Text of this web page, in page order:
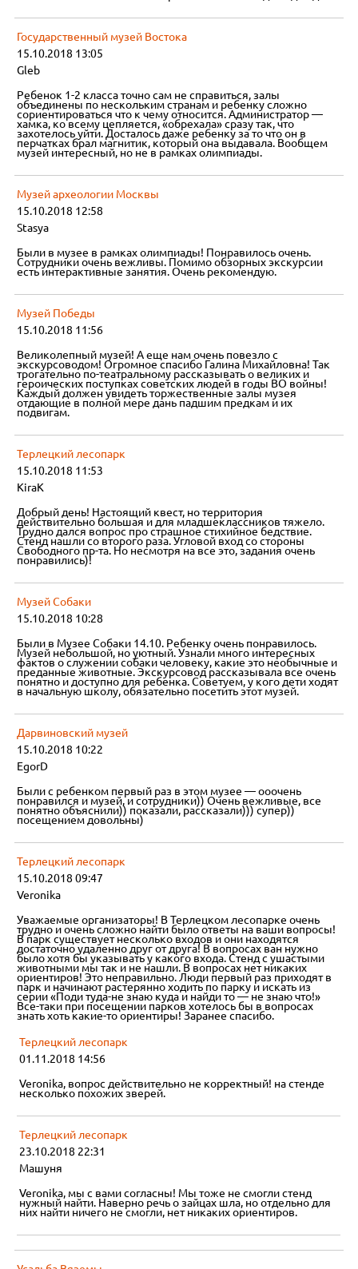
Государственный музей Востока
15.10.2018 13:05
Gleb
Ребенок 1-2 класса точно сам не справиться, залы
объединены по нескольким странам и ребенку сложно
сориентироваться что к чему относится. Администратор —
хамка, ко всему цепляется, «обрехала» сразу так, что
захотелось уйти. Досталось даже ребенку за то что он в
перчатках брал магнитик, который она выдавала. Вообщем
музей интересный, но не в рамках олимпиады.
Музей археологии Москвы
15.10.2018 12:58
Stasya
Были в музее в рамках олимпиады! Понравилось очень.
Сотрудники очень вежливы. Помимо обзорных экскурсии
есть интерактивные занятия. Очень рекомендую.
Музей Победы
15.10.2018 11:56
Великолепный музей! А еще нам очень повезло с
экскурсоводом! Огромное спасибо Галина Михайловна! Так
трогательно по-театральному рассказывать о великих и
героических поступках советских людей в годы ВО войны!
Каждый должен увидеть торжественные залы музея
отдающие в полной мере дань падшим предкам и их
подвигам.
Терлецкий лесопарк
15.10.2018 11:53
KiraK
Добрый день! Настоящий квест, но территория
действительно большая и для младшеклассников тяжело.
Трудно дался вопрос про страшное стихийное бедствие.
Стенд нашли со второго раза. Угловой вход со стороны
Свободного пр-та. Но несмотря на все это, задания очень
понравились)!
Музей Собаки
15.10.2018 10:28
Были в Музее Собаки 14.10. Ребенку очень понравилось.
Музей небольшой, но уютный. Узнали много интересных
фактов о служении собаки человеку, какие это необычные и
преданные животные. Экскурсовод рассказывала все очень
понятно и доступно для ребенка. Советуем, у кого дети ходят
в начальную школу, обязательно посетить этот музей.
Дарвиновский музей
15.10.2018 10:22
EgorD
Были с ребенком первый раз в этом музее — ооочень
понравился и музей, и сотрудники)) Очень вежливые, все
понятно объяснили)) показали, рассказали))) супер))
посещением довольны)
Терлецкий лесопарк
15.10.2018 09:47
Veronika
Уважаемые организаторы! В Терлецком лесопарке очень
трудно и очень сложно найти было ответы на ваши вопросы!
В парк существует несколько входов и они находятся
достаточно удаленно друг от друга! В вопросах ван нужно
было хотя бы указывать у какого входа. Стенд с ушастыми
животными мы так и не нашли. В вопросах нет никаких
ориентиров! Это неправильно. Люди первый раз приходят в
парк и начинают растерянно ходить по парку и искать из
серии «Поди туда-не знаю куда и найди то — не знаю что!»
Все-таки при посещении парков хотелось бы в вопросах
знать хоть какие-то ориентиры! Заранее спасибо.
Терлецкий лесопарк
01.11.2018 14:56
Veronika, вопрос действительно не корректный! на стенде
несколько похожих зверей.
Терлецкий лесопарк
23.10.2018 22:31
Машуня
Veronika, мы с вами согласны! Мы тоже не смогли стенд
нужный найти. Наверно речь о зайцах шла, но отдельно для
них найти ничего не смогли, нет никаких ориентиров.